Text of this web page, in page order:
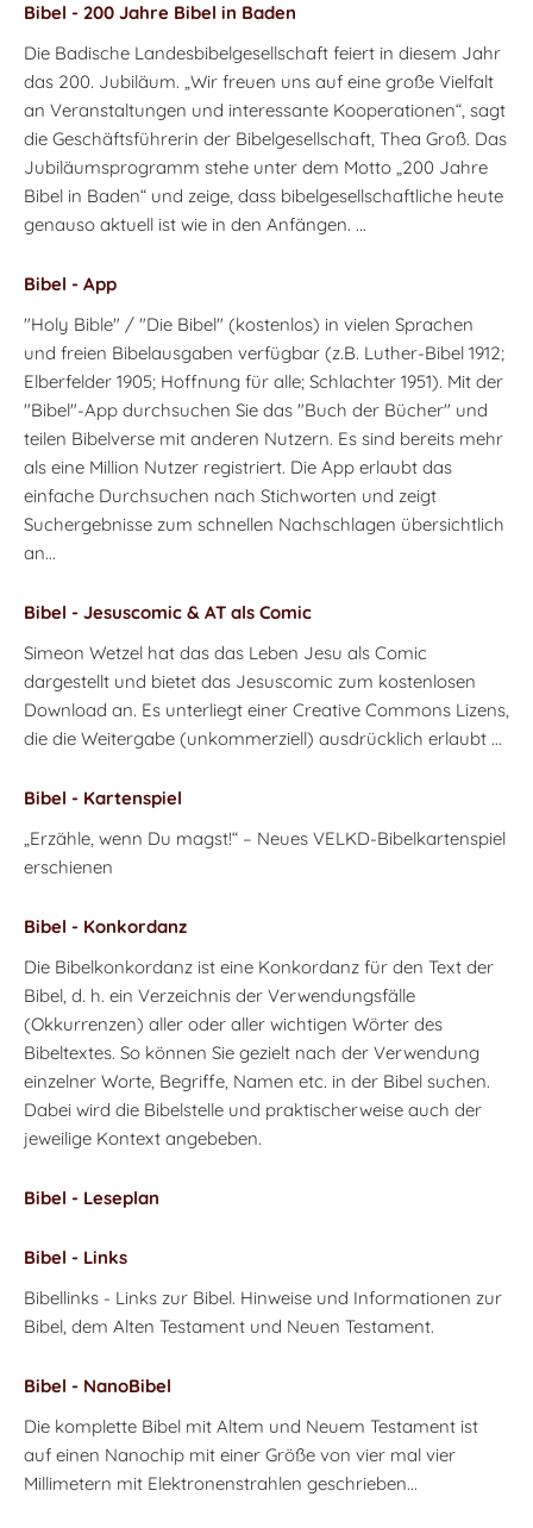
Bibel - 200 Jahre Bibel in Baden
Die Badische Landesbibelgesellschaft feiert in diesem Jahr
das 200. Jubiläum. „Wir freuen uns auf eine große Vielfalt
an Veranstaltungen und interessante Kooperationen“, sagt
die Geschäftsführerin der Bibelgesellschaft, Thea Groß. Das
Jubiläumsprogramm stehe unter dem Motto „200 Jahre
Bibel in Baden“ und zeige, dass bibelgesellschaftliche heute
genauso aktuell ist wie in den Anfängen. ...
Bibel - App
"Holy Bible" / "Die Bibel" (kostenlos) in vielen Sprachen
und freien Bibelausgaben verfügbar (z.B. Luther-Bibel 1912;
Elberfelder 1905; Hoffnung für alle; Schlachter 1951). Mit der
"Bibel"-App durchsuchen Sie das "Buch der Bücher" und
teilen Bibelverse mit anderen Nutzern. Es sind bereits mehr
als eine Million Nutzer registriert. Die App erlaubt das
einfache Durchsuchen nach Stichworten und zeigt
Suchergebnisse zum schnellen Nachschlagen übersichtlich
an...
Bibel - Jesuscomic & AT als Comic
Simeon Wetzel hat das das Leben Jesu als Comic
dargestellt und bietet das Jesuscomic zum kostenlosen
Download an. Es unterliegt einer Creative Commons Lizens,
die die Weitergabe (unkommerziell) ausdrücklich erlaubt ...
Bibel - Kartenspiel
„Erzähle, wenn Du magst!“ – Neues VELKD-Bibelkartenspiel
erschienen
Bibel - Konkordanz
Die Bibelkonkordanz ist eine Konkordanz für den Text der
Bibel, d. h. ein Verzeichnis der Verwendungsfälle
(Okkurrenzen) aller oder aller wichtigen Wörter des
Bibeltextes. So können Sie gezielt nach der Verwendung
einzelner Worte, Begriffe, Namen etc. in der Bibel suchen.
Dabei wird die Bibelstelle und praktischerweise auch der
jeweilige Kontext angebeben.
Bibel - Leseplan
Bibel - Links
Bibellinks - Links zur Bibel. Hinweise und Informationen zur
Bibel, dem Alten Testament und Neuen Testament.
Bibel - NanoBibel
Die komplette Bibel mit Altem und Neuem Testament ist
auf einen Nanochip mit einer Größe von vier mal vier
Millimetern mit Elektronenstrahlen geschrieben...